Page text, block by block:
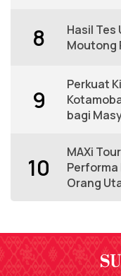
8
Hasil Tes
Moutong
9
Perkuat
bagi
10
MAXi
Performa
Orang